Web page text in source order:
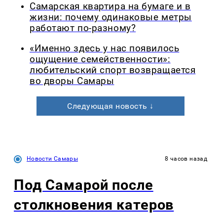
Самарская квартира на бумаге и в
жизни: почему одинаковые метры
работают по-разному?
«Именно здесь у нас появилось
ощущение семейственности»:
любительский спорт возвращается
во дворы Самары
Следующая новость ↓
Новости Самары 8 часов назад
Под Самарой после
столкновения катеров